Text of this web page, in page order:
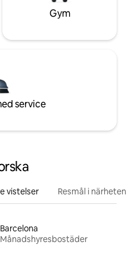
Gym
service
vistelser Resmål i närheten
Barcelona
Månadshyresbostäder